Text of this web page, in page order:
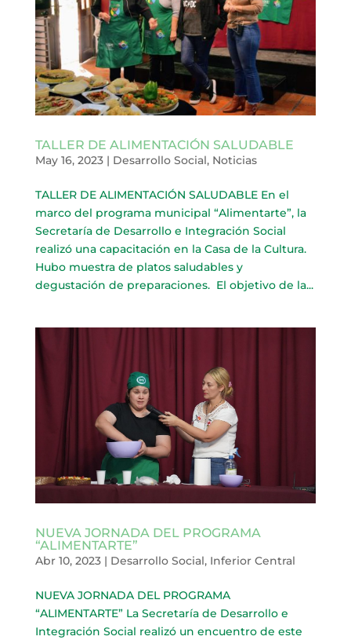
TALLER DE ALIMENTACIÓN SALUDABLE
May 16, 2023| Desarrollo Social, Noticias
TALLER DE ALIMENTACIÓN SALUDABLE En el
marco del programa municipal “Alimentarte”, la
Secretaría de Desarrollo e Integración Social
realizó una capacitación en la Casa de la Cultura.
Hubo muestra de platos saludables y
degustación de preparaciones. El objetivo de la...
NUEVA JORNADA DEL PROGRAMA
“ALIMENTARTE”
Abr 10, 2023| Desarrollo Social, Inferior Central
NUEVA JORNADA DEL PROGRAMA
“ALIMENTARTE” La Secretaría de Desarrollo e
Integración Social realizó un encuentro de este